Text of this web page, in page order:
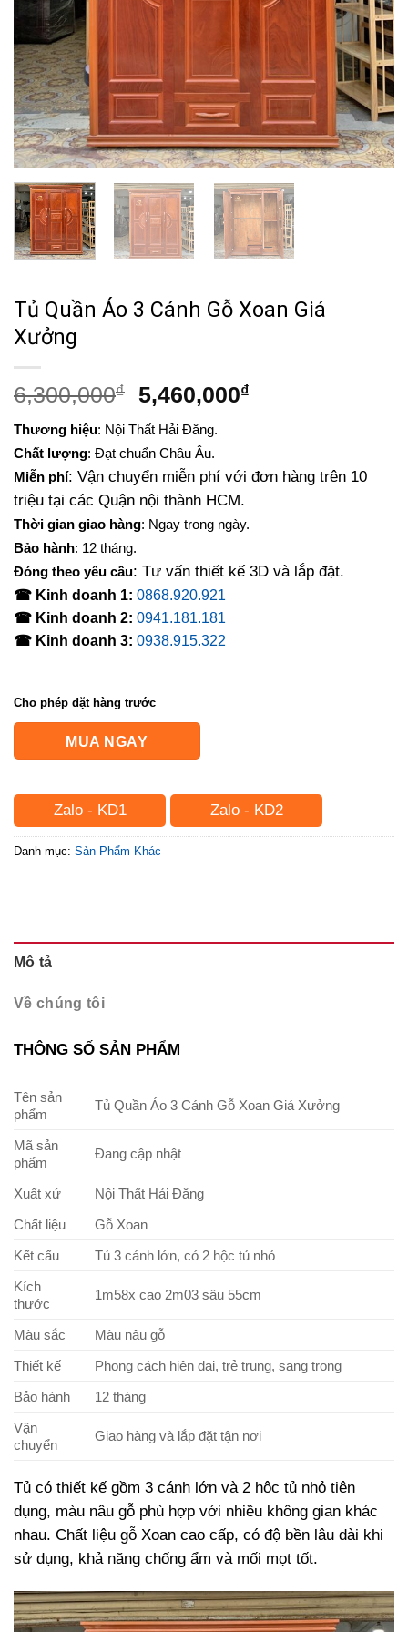
Tủ Quần Áo 3 Cánh Gỗ Xoan Giá
Xưởng
6,300,000₫
Giá
là:
6,300,000₫.
5,460,000₫Giá
5,460,000₫.
Thương hiệu: Nội Thất Hải Đăng.
Chất lượng: Đạt chuẩn Châu Âu.
Miễn phí: Vận chuyển miễn phí với đơn hàng trên 10
triệu tại các Quận nội thành HCM.
Thời gian giao hàng: Ngay trong ngày.
Bảo hành: 12 tháng.
Đóng theo yêu cầu: Tư vấn thiết kế 3D và lắp đặt.
☎ Kinh doanh 1: 0868.920.921
☎ Kinh doanh 2: 0941.181.181
☎ Kinh doanh 3: 0938.915.322
Cho phép đặt hàng trước
MUA NGAY
Zalo - KD1 Zalo - KD2
Danh mục: Sản Phẩm Khác
Mô tả
Về chúng tôi
THÔNG SỐ SẢN PHẨM
Tên sản
phẩm
Tủ Quần Áo 3 Cánh Gỗ Xoan Giá Xưởng
Mã sản
phẩm
Đang cập nhật
Xuất xứ
Nội Thất Hải Đăng
Chất liệu
Gỗ Xoan
Kết cấu
Tủ 3 cánh lớn, có 2 hộc tủ nhỏ
Kích
thước
1m58x cao 2m03 sâu 55cm
Màu sắc
Màu nâu gỗ
Thiết kế
Phong cách hiện đại, trẻ trung, sang trọng
Bảo hành
12 tháng
Vận
chuyển
Giao hàng và lắp đặt tận nơi
Tủ có thiết kế gồm 3 cánh lớn và 2 hộc tủ nhỏ tiện
dụng, màu nâu gỗ phù hợp với nhiều không gian khác
nhau. Chất liệu gỗ Xoan cao cấp, có độ bền lâu dài khi
sử dụng, khả năng chống ẩm và mối mọt tốt.